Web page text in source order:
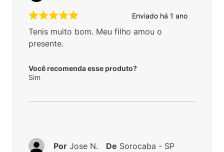
Enviado há 1 ano
Tenis muito bom. Meu filho amou o
presente.
Você recomenda esse produto?
Sim
Por Jose N. De Sorocaba - SP